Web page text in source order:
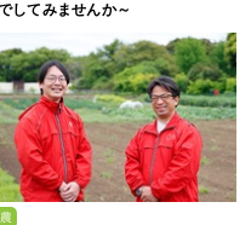
してみませんか～